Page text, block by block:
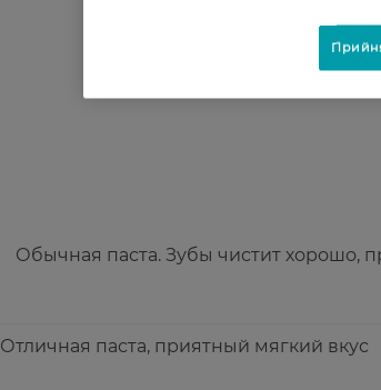
Обычная паста. Зубы чистит хорошо,
Отличная паста, приятный мягкий вкус